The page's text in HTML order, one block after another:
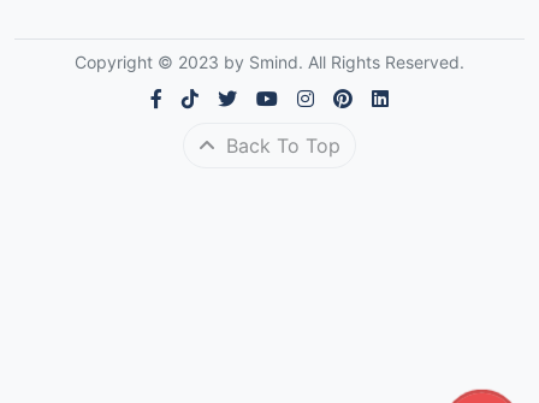
Copyright © 2023 by Smind. All Rights Reserved.
Back To Top